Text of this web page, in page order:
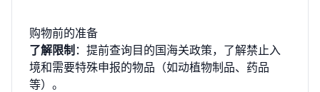
购物前的准备
了解限制 ：提前查询目的国海关政策，了解禁止入
境和需要特殊申报的物品（如动植物制品、药品
等）。